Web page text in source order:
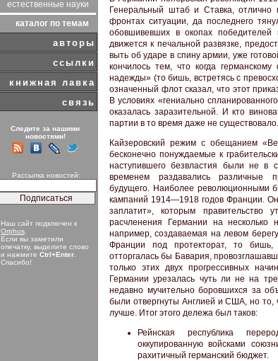
естественные науки
каталог по темам
авторы
ссылки
книжная лавка
связь
Следите за нашими
новостями!
Рассылка новостей:
Наш сайт подключен к
Orphus
Если вы заметили
опечатку, выделите слово
и нажмите Ctrl+Enter
Спасибо!
Генеральный штаб и Ставка, отлично
фронтах ситуации, да последнего
обовшивевших в окопах
движется к печальной развязке,
выть об ударе в спину армии, уже
кончилось тем, что когда
надежды» (то бишь, встретясь с
означенный флот сказал, что этот
В условиях «гениально
оказалась заразительной. И кто
партии в то время даже не существовало.
Кайзеровский режим с обещанием
бесконечно понуждаемые к
наступившего безвластия были не в
временем раздавались различные
будущего. Наиболее революционными
кампаний 1914—1918 годов Франции.
заплатит», которым правительство
расчленения Германии на несколько
например, создаваемая на левом
Франции под протекторат, то бишь,
отторгалась бы Бавария,
только этих двух прогрессивных
Германии урезалась чуть ли не на
недавно мучительно боровшихся за
были отвергнуты Англией и США, но то,
лучше. Итог этого дележа был таков:
Рейнская республика
оккупированную войсками
рахитичный германский бюджет.